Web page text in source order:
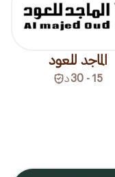
الماجد للعود
15 - 30 د